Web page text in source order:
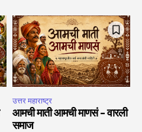
उत्तर महाराष्ट्र
आमची माती आमची माणसं – वारली
समाज